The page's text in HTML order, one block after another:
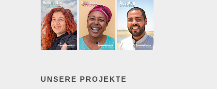
UNSERE PROJEKTE